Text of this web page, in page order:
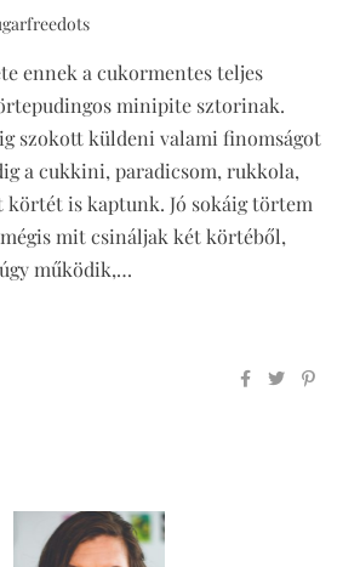
ennek a cukormentes teljes
minipite sztorinak.
szokott küldeni valami finomságot
a cukkini, paradicsom, rukkola,
is kaptunk. Jó sokáig törtem
mit csináljak két körtéből,
működik,…